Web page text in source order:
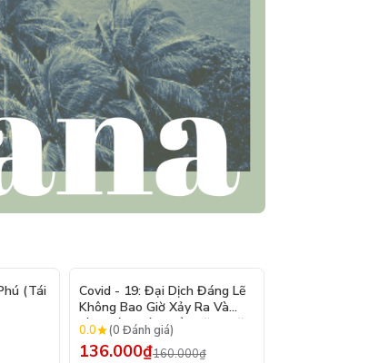
- 15%
(Tái
- 15%
Covid - 19: Đại Dịch Đáng Lẽ
Không Bao Giờ Xảy Ra Và
Làm Cách Nào Để Ngăn Chặn
Đại Dịch Kế Tiếp
0.0 (0 Đánh giá)
136.000₫160.000₫